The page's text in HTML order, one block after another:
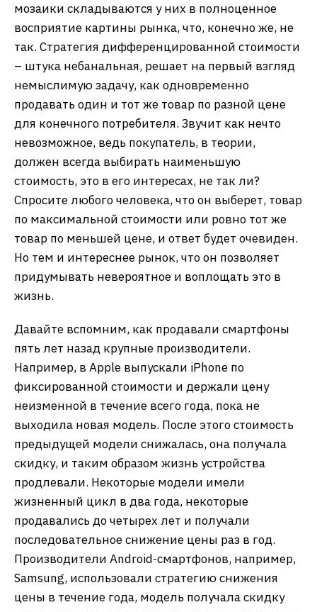
мозаики складываются у них в полноценное
восприятие картины рынка, что, конечно же, не
так. Стратегия дифференцированной стоимости
– штука небанальная, решает на первый взгляд
немыслимую задачу, как одновременно
продавать один и тот же товар по разной цене
для конечного потребителя. Звучит как нечто
невозможное, ведь покупатель, в теории,
должен всегда выбирать наименьшую
стоимость, это в его интересах, не так ли?
Спросите любого человека, что он выберет, товар
по максимальной стоимости или ровно тот же
товар по меньшей цене, и ответ будет очевиден.
Но тем и интереснее рынок, что он позволяет
придумывать невероятное и воплощать это в
жизнь.
Давайте вспомним, как продавали смартфоны
пять лет назад крупные производители.
Например, в Apple выпускали iPhone по
фиксированной стоимости и держали цену
неизменной в течение всего года, пока не
выходила новая модель. После этого стоимость
предыдущей модели снижалась, она получала
скидку, и таким образом жизнь устройства
продлевали. Некоторые модели имели
жизненный цикл в два года, некоторые
продавались до четырех лет и получали
последовательное снижение цены раз в год.
Производители Android-смартфонов, например,
Samsung, использовали стратегию снижения
цены в течение года, модель получала скидку